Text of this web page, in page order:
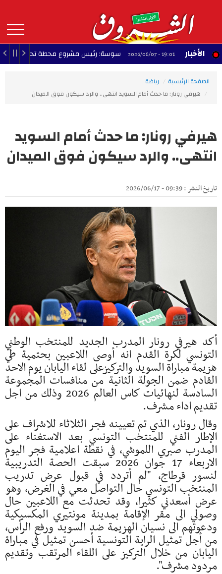
contenu
principal
MAIN
NAVIGATION الأخبار
19:01 - 2026/08/07 سوسة: رئيس مشروع محطة تحلية مياه البحر
الصفحة الرئيسية
رياضة
هيرفي رونار: ما حدث أمام السويد انتهى.. والرد سيكون فوق الميدان
هيرفي رونار: ما حدث أمام السويد
انتهى.. والرد سيكون فوق الميدان
تاريخ النشر : 09:39 - 2026/06/17
أكد هيرفي رونار المدرب الجديد للمنتخب الوطني
التونسي لكرة القدم انه أوصى اللاعبين بحتمية طي
هزيمة مباراة السويد والتركيزعلى لقاء اليابان يوم الاحد
القادم ضمن الجولة الثانية من منافسات المجموعة
السادسة لنهائيات كاس العالم 2026 وذلك من اجل
تقديم اداء مشرف.
وقال رونار، الذي تم تعيينه فجر الثلاثاء للاشراف على
الإطار الفني للمنتخب التونسي بعد الاستغناء على
المدرب صبري اللموشي، في نقطة اعلامية فجر اليوم
الاربعاء 17 جوان 2026 سبقت الحصة التدريبية
لنسور قرطاج، "لم أتردد في قبول عرض تدريب
المنتخب التونسي حال التواصل معي في الغرض، وهو
عرض أسعدني كثيرا، وقد تحدثت مع اللاعبين حال
وصولي الى مقر الإقامة بمدينة مونتيري المكسيكية
ودعوتهم الى نسيان الهزيمة ضد السويد ورفع الرأس،
من أجل تمثيل الراية التونسية أحسن تمثيل في مباراة
اليابان من خلال التركيز على اللقاء المرتقب وتقديم
مردود مشرف".